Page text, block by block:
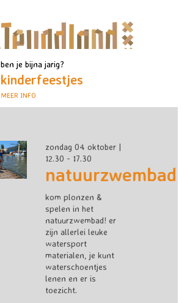
ben je bijna jarig?
kinderfeestjes
MEER INFO
zondag 04 oktober |
12.30 - 17.30
natuurzwembad
kom plonzen &
spelen in het
natuurzwembad! er
zijn allerlei leuke
watersport
materialen, je kunt
waterschoentjes
lenen en er is
toezicht.